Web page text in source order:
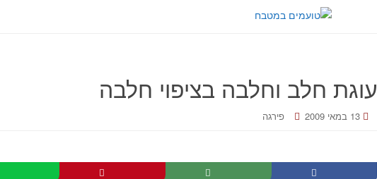
עוגת חלב וחלבה בציפוי חלבה
13 במאי 2009 פירגה